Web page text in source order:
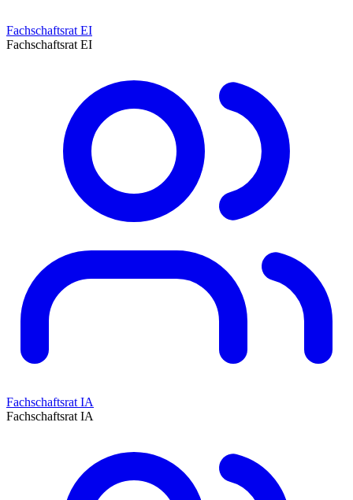
Fachschaftsrat EI
Fachschaftsrat EI
Fachschaftsrat IA
Fachschaftsrat IA